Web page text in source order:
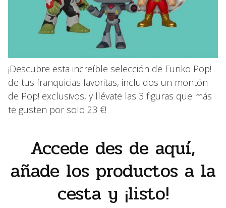
¡Descubre esta increíble selección de Funko Pop!
de tus franquicias favoritas, incluidos un montón
de Pop! exclusivos, y llévate las 3 figuras que más
te gusten por solo 23 €!
Accede des de aquí,
añade los productos a la
cesta y ¡listo!